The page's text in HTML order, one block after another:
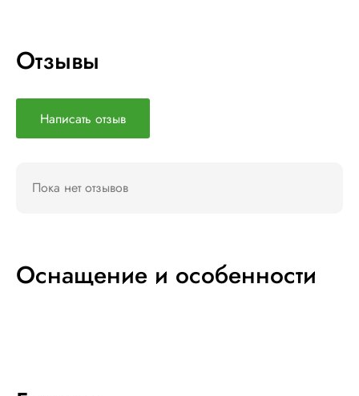
Отзывы
Написать отзыв
Пока нет отзывов
Оснащение и особенности